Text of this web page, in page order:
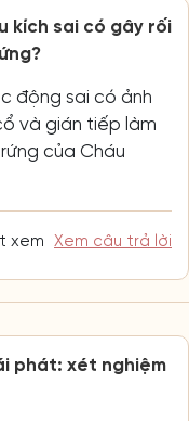
kích sai có gây rối
động sai có ảnh
và gián tiếp làm
của Cháu
xem Xem câu trả lời
phát: xét nghiệm